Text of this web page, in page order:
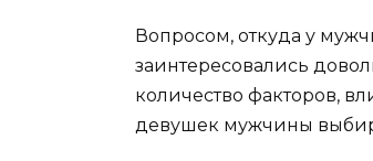
Вопросом, откуда у
заинтересовались
количество факторов,
девушек мужчины